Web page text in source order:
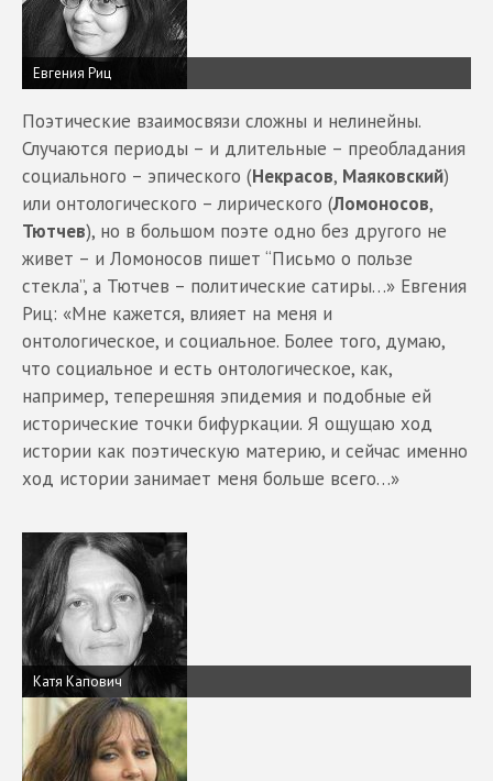
Евгения Риц
Поэтические взаимосвязи сложны и нелинейны.
Случаются периоды – и длительные – преобладания
социального – эпического (Некрасов, Маяковский)
или онтологического – лирического (Ломоносов,
Тютчев), но в большом поэте одно без другого не
живет – и Ломоносов пишет “Письмо о пользе
стекла”, а Тютчев – политические сатиры…» Евгения
Риц: «Мне кажется, влияет на меня и
онтологическое, и социальное. Более того, думаю,
что социальное и есть онтологическое, как,
например, теперешняя эпидемия и подобные ей
исторические точки бифуркации. Я ощущаю ход
истории как поэтическую материю, и сейчас именно
ход истории занимает меня больше всего…»
Катя Капович